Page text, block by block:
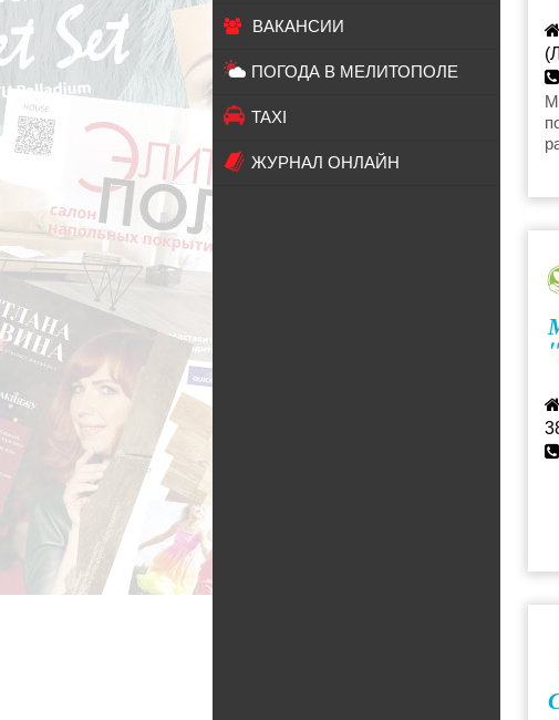
ВАКАНСИИ
ПОГОДА В МЕЛИТОПОЛЕ
TAXI
ЖУРНАЛ ОНЛАЙН